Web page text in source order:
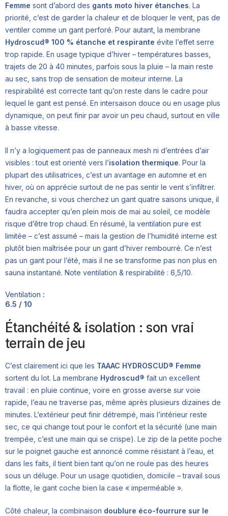
Femme sont d’abord des gants moto hiver étanches. La
priorité, c’est de garder la chaleur et de bloquer le vent, pas de
ventiler comme un gant perforé. Pour autant, la membrane
Hydroscud® 100 % étanche et respirante évite l’effet serre
trop rapide. En usage typique d’hiver – températures basses,
trajets de 20 à 40 minutes, parfois sous la pluie – la main reste
au sec, sans trop de sensation de moiteur interne. La
respirabilité est correcte tant qu’on reste dans le cadre pour
lequel le gant est pensé. En intersaison douce ou en usage plus
dynamique, on peut finir par avoir un peu chaud, surtout en ville
à basse vitesse.
Il n’y a logiquement pas de panneaux mesh ni d’entrées d’air
visibles : tout est orienté vers l’isolation thermique. Pour la
plupart des utilisatrices, c’est un avantage en automne et en
hiver, où on apprécie surtout de ne pas sentir le vent s’infiltrer.
En revanche, si vous cherchez un gant quatre saisons unique, il
faudra accepter qu’en plein mois de mai au soleil, ce modèle
risque d’être trop chaud. En résumé, la ventilation pure est
limitée – c’est assumé – mais la gestion de l’humidité interne est
plutôt bien maîtrisée pour un gant d’hiver rembourré. Ce n’est
pas un gant pour l’été, mais il ne se transforme pas non plus en
sauna instantané. Note ventilation & respirabilité : 6,5/10.
Ventilation :
6.5 / 10
Étanchéité & isolation : son vrai
terrain de jeu
C’est clairement ici que les TAAAC HYDROSCUD® Femme
sortent du lot. La membrane Hydroscud® fait un excellent
travail : en pluie continue, voire en grosse averse sur voie
rapide, l’eau ne traverse pas, même après plusieurs dizaines de
minutes. L’extérieur peut finir détrempé, mais l’intérieur reste
sec, ce qui change tout pour le confort et la sécurité (une main
trempée, c’est une main qui se crispe). Le zip de la petite poche
sur le poignet gauche est annoncé comme résistant à l’eau, et
dans les faits, il tient bien tant qu’on ne roule pas des heures
sous un déluge. Pour un usage quotidien, domicile – travail sous
la flotte, le gant coche bien la case « imperméable ».
Côté chaleur, la combinaison doublure éco-fourrure sur le